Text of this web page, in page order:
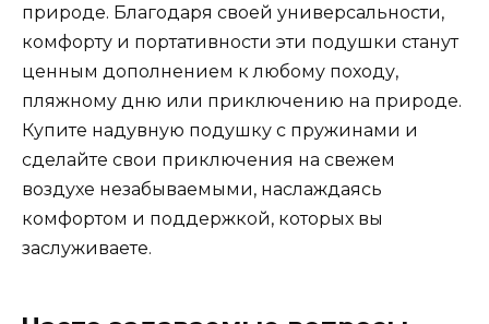
природе. Благодаря своей универсальности,
комфорту и портативности эти подушки станут
ценным дополнением к любому походу,
пляжному дню или приключению на природе.
Купите надувную подушку с пружинами и
сделайте свои приключения на свежем
воздухе незабываемыми, наслаждаясь
комфортом и поддержкой, которых вы
заслуживаете.